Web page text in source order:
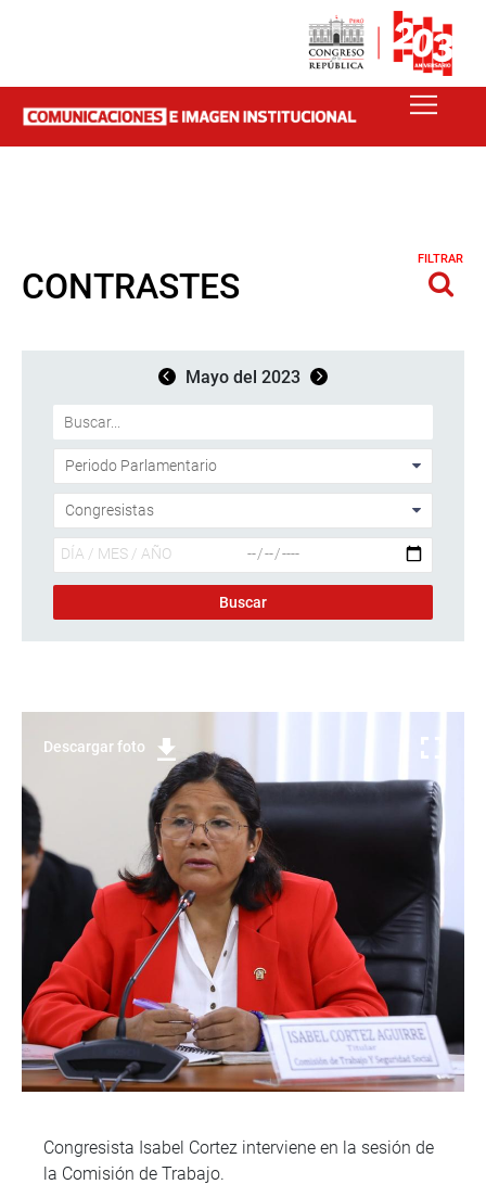
CONTRASTES
FILTRAR
Mayo del 2023
Descargar foto
Congresista Isabel Cortez interviene en la sesión de
la Comisión de Trabajo.